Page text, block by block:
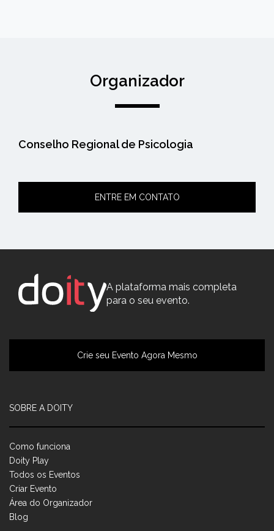
Organizador
Conselho Regional de Psicologia
ENTRE EM CONTATO
A plataforma mais completa
para o seu evento.
Crie seu Evento Agora Mesmo
SOBRE A DOITY
Como funciona
Doity Play
Todos os Eventos
Criar Evento
Área do Organizador
Blog